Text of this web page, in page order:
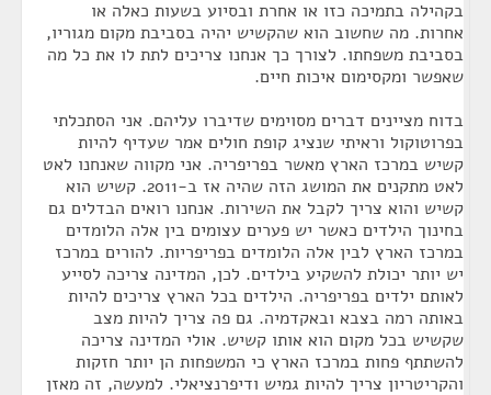
בקהילה בתמיכה כזו או אחרת ובסיוע בשעות כאלה או
אחרות. מה שחשוב הוא שהקשיש יהיה בסביבת מקום מגוריו,
בסביבת משפחתו. לצורך כך אנחנו צריכים לתת לו את כל מה
שאפשר ומקסימום איכות חיים.
בדוח מציינים דברים מסוימים שדיברו עליהם. אני הסתכלתי
בפרוטוקול וראיתי שנציג קופת חולים אמר שעדיף להיות
קשיש במרכז הארץ מאשר בפריפריה. אני מקווה שאנחנו לאט
לאט מתקנים את המושג הזה שהיה אז ב-2011. קשיש הוא
קשיש והוא צריך לקבל את השירות. אנחנו רואים הבדלים גם
בחינוך הילדים כאשר יש פערים עצומים בין אלה הלומדים
במרכז הארץ לבין אלה הלומדים בפריפריות. להורים במרכז
יש יותר יכולת להשקיע בילדים. לכן, המדינה צריכה לסייע
לאותם ילדים בפריפריה. הילדים בכל הארץ צריכים להיות
באותה רמה בצבא ובאקדמיה. גם פה צריך להיות מצב
שקשיש בכל מקום הוא אותו קשיש. אולי המדינה צריכה
להשתתף פחות במרכז הארץ כי המשפחות הן יותר חזקות
והקריטריון צריך להיות גמיש ודיפרנציאלי. למעשה, זה מאזן